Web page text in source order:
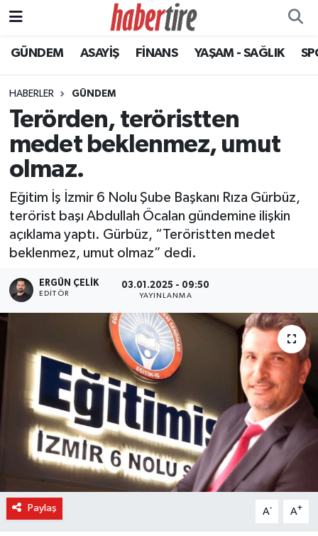
GÜNDEM ASAYİŞ FİNANS YAŞAM - SAĞLIK
HABERLER GÜNDEM
Terörden, teröristten
medet beklenmez, umut
olmaz.
Eğitim İş İzmir 6 Nolu Şube Başkanı Rıza Gürbüz,
terörist başı Abdullah Öcalan gündemine ilişkin
açıklama yaptı. Gürbüz, “Teröristten medet
beklenmez, umut olmaz” dedi.
ERGÜN ÇELIK
EDITÖR
03.01.2025 - 09:50
YAYINLANMA
Paylaş A- A+
Tire Nöbetçi Eczaneler
Tire Hava Durumu
Tire Trafik Yoğunluk Haritası
Süper Lig Puan Durumu ve Fikstür
Tüm Manşetler
Son Dakika Haberleri